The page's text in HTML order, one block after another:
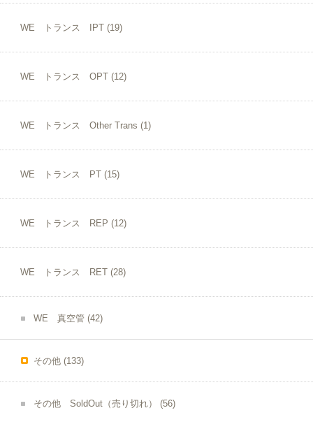
WE トランス IPT (19)
WE トランス OPT (12)
WE トランス Other Trans (1)
WE トランス PT (15)
WE トランス REP (12)
WE トランス RET (28)
WE 真空管 (42)
その他 (133)
その他 SoldOut（売り切れ） (56)